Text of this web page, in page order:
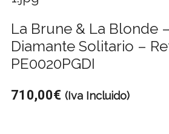
La Brune & La Blonde
Diamante Solitario –
PE0020PGDI
710,00€ (Iva Incluido)